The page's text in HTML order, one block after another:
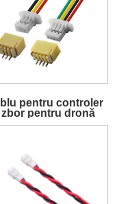
pentru controler
pentru dronă
cablaj de cablu